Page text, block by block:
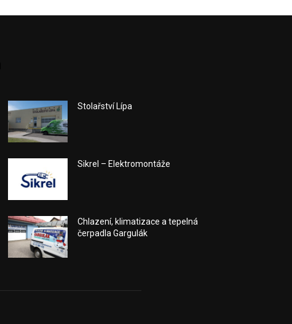
Stolařství Lípa
Sikrel – Elektromontáže
Chlazení, klimatizace a tepelná
čerpadla Gargulák